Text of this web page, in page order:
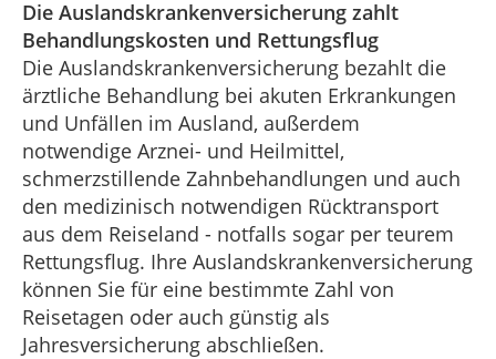
Die Auslandskrankenversicherung zahlt
Behandlungskosten und Rettungsflug
Die Auslandskrankenversicherung bezahlt die
ärztliche Behandlung bei akuten Erkrankungen
und Unfällen im Ausland, außerdem
notwendige Arznei- und Heilmittel,
schmerzstillende Zahnbehandlungen und auch
den medizinisch notwendigen Rücktransport
aus dem Reiseland - notfalls sogar per teurem
Rettungsflug. Ihre Auslandskrankenversicherung
können Sie für eine bestimmte Zahl von
Reisetagen oder auch günstig als
Jahresversicherung abschließen.